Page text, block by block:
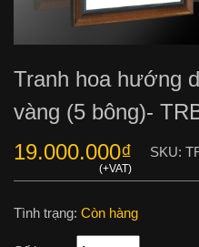
Tranh hoa hướng
vàng (5 bông)-
19.000.000₫ SKU:
Tình trạng: Còn hàng